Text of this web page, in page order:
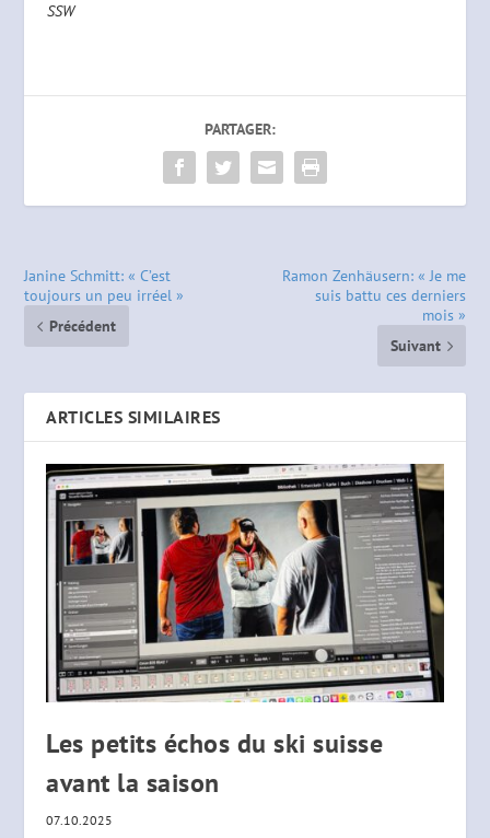
SSW
PARTAGER:
Janine Schmitt: « C’est
toujours un peu irréel »
Précédent
Ramon Zenhäusern: « Je me
suis battu ces derniers
mois »
Suivant
ARTICLES SIMILAIRES
Les petits échos du ski suisse
avant la saison
07.10.2025